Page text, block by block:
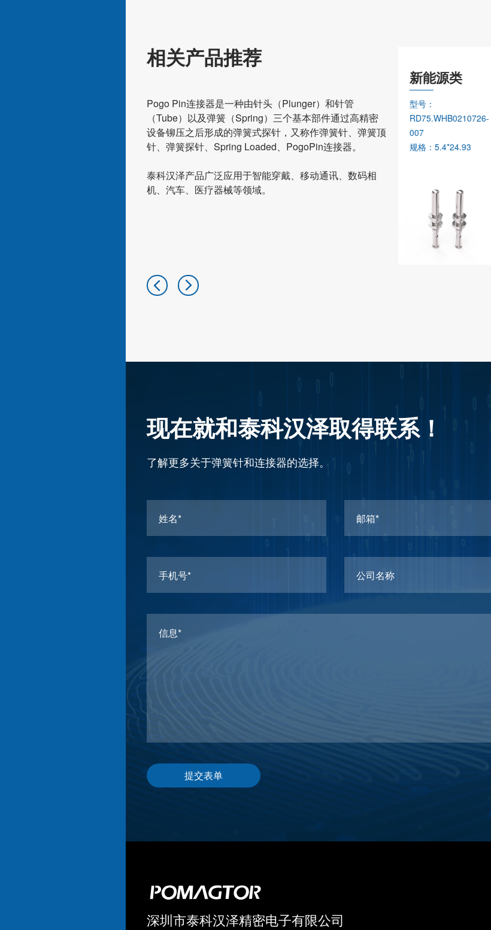
相关产品推荐
Pogo Pin连接器是一种由针头（Plunger）和针管
（Tube）以及弹簧（Spring）三个基本部件通过高精密
设备铆压之后形成的弹簧式探针，又称作弹簧针、弹簧顶
针、弹簧探针、Spring Loaded、PogoPin连接器。
泰科汉泽产品广泛应用于智能穿戴、移动通讯、数码相
机、汽车、医疗器械等领域。
RD75.WHB0210726-
规格：5.4*24.93
型号：
RD75.WHB0210726-
007
规格：5.4*24.93
型号：
RD75.WHB0210726-
007
规格：5.4*24.93
新能源类
型号：
RD75.WHB0210726-
007
规格：5.4*24.93
现在就和泰科汉泽取得联系！
了解更多关于弹簧针和连接器的选择。
提交表单
深圳市泰科汉泽精密电子有限公司